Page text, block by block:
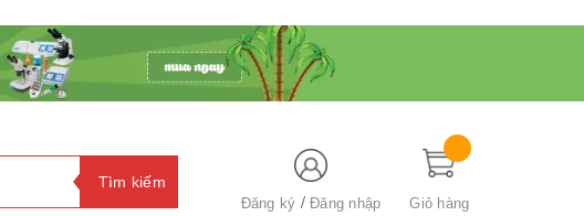
Tìm kiếm
Đăng ký /Đăng nhập Giỏ hàng